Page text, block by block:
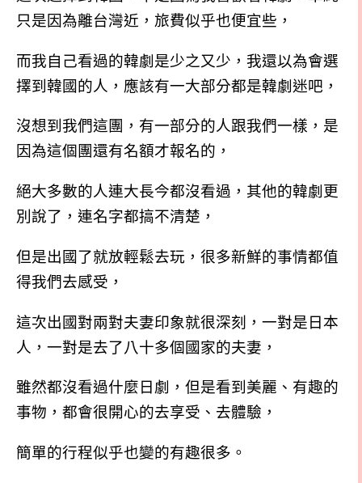
只是因為離台灣近，旅費似乎也便宜些，
而我自己看過的韓劇是少之又少，我還以為會選
擇到韓國的人，應該有一大部分都是韓劇迷吧，
沒想到我們這團，有一部分的人跟我們一樣，是
因為這個團還有名額才報名的，
絕大多數的人連大長今都沒看過，其他的韓劇更
別說了，連名字都搞不清楚，
但是出國了就放輕鬆去玩，很多新鮮的事情都值
得我們去感受，
這次出國對兩對夫妻印象就很深刻，一對是日本
人，一對是去了八十多個國家的夫妻，
雖然都沒看過什麼日劇，但是看到美麗、有趣的
事物，都會很開心的去享受、去體驗，
簡單的行程似乎也變的有趣很多。